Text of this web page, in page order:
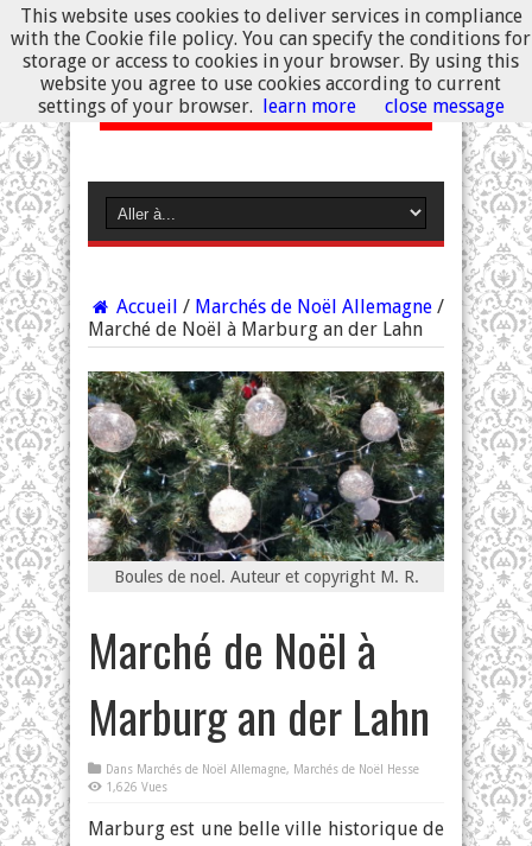
Accueil / Marchés de Noël Allemagne /
Marché de Noël à Marburg an der Lahn
Boules de noel. Auteur et copyright M. R.
Marché de Noël à
Marburg an der Lahn
Dans Marchés de Noël Allemagne, Marchés de Noël Hesse
1,626 Vues
Marburg est une belle ville historique de
This website uses cookies to deliver services in compliance
with the Cookie file policy. You can specify the conditions for
storage or access to cookies in your browser. By using this
website you agree to use cookies according to current
settings of your browser. learn more close message